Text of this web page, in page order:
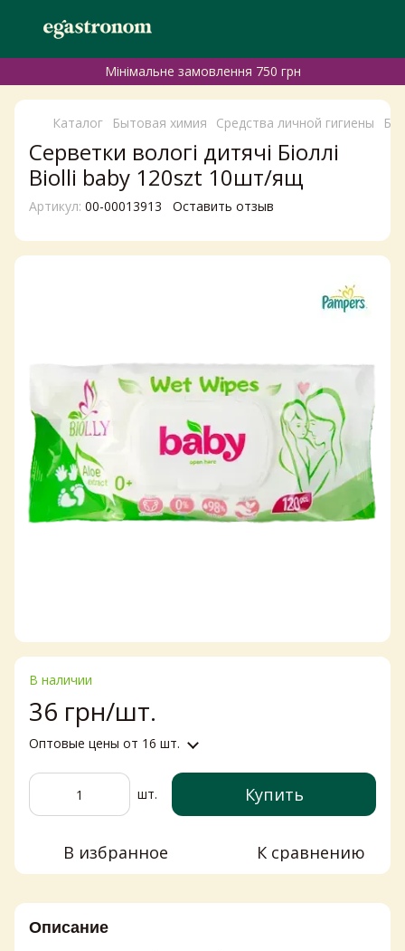
Мінімальне замовлення 750 грн
Каталог Бытовая химия Средства личной гигиены
Серветки вологі дитячі Біоллі
Biolli baby 120szt 10шт/ящ
Артикул: 00-00013913 Оставить отзыв
В наличии
36 грн/шт.
Оптовые цены от 16 шт.
шт. Купить
В избранное К сравнению
Описание